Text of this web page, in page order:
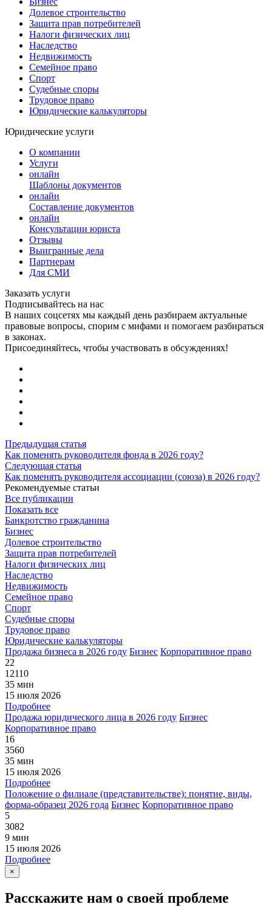
Долевое строительство
Защита прав потребителей
Налоги физических лиц
Наследство
Недвижимость
Семейное право
Спорт
Судебные споры
Трудовое право
Юридические калькуляторы
Юридические услуги
О компании
Услуги
онлайн
Шаблоны документов
онлайн
Составление документов
онлайн
Консультации юриста
Отзывы
Выигранные дела
Партнерам
Для СМИ
Заказать услуги
Подписывайтесь на нас
В наших соцсетях мы каждый день разбираем актуальные
правовые вопросы, спорим с мифами и помогаем разбираться
в законах.
Присоединяйтесь, чтобы участвовать в обсуждениях!
Предыдущая статья
Как поменять руководителя фонда в 2026 году?
Следующая статья
Как поменять руководителя ассоциации (союза) в 2026 году?
Рекомендуемые статьи
Все публикации
Показать все
Банкротство гражданина
Бизнес
Долевое строительство
Защита прав потребителей
Налоги физических лиц
Наследство
Недвижимость
Семейное право
Спорт
Судебные споры
Трудовое право
Юридические калькуляторы
Продажа бизнеса в 2026 году Бизнес Корпоративное право
22
12110
35 мин
15 июля 2026
Подробнее
Продажа юридического лица в 2026 году Бизнес
Корпоративное право
16
3560
35 мин
15 июля 2026
Подробнее
Положение о филиале (представительстве): понятие, виды,
форма-образец 2026 года Бизнес Корпоративное право
5
3082
9 мин
15 июля 2026
Подробнее
×
Расскажите нам о своей проблеме